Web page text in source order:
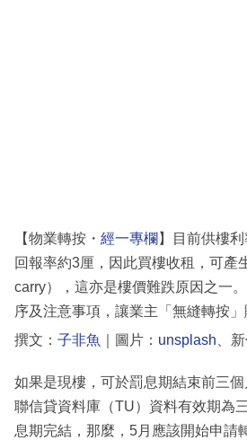
【物業轉按・ 經一專欄 】目前供樓
回報率約3厘，因此買樓收租，可產
carry），這亦是樓價難跌原因之一
序及注意事項，讓業主「無縫轉按」
撰文： 子非魚 ｜圖片： unsplash 、
如果是現樓，可於罰息期結束前三
聯信貸資料庫（TU）資料有效期為
息期完結，那麼，5月應該開始申請